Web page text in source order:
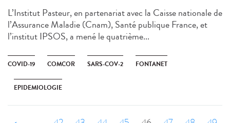
L’Institut Pasteur, en partenariat avec la Caisse nationale de
l’Assurance Maladie (Cnam), Santé publique France, et
l’institut IPSOS, a mené le quatrième...
COVID-19 COMCOR SARS-COV-2 FONTANET
EPIDEMIOLOGIE